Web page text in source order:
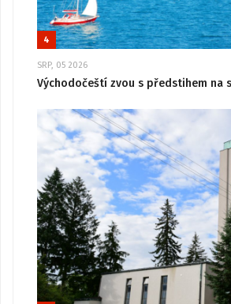
4
SRP, 05 2026
Východočeští zvou s předstihem na